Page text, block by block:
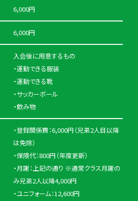
6,000円
6,000円
入会後に用意するもの
・運動できる服装
・運動できる靴
・サッカーボール
・飲み物
・登録関係費：6,000円（兄弟2人目以降
は免除）
・保険代：800円（年度更新）
・月謝：上記の通り ※通常クラス月謝の
み兄弟2人以降4,000円
・ユニフォーム：12,600円